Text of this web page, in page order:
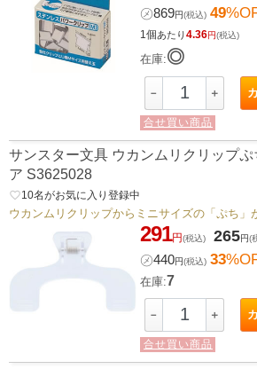
㋱869円(税込) 49
1個あたり4.36円(税込)
在庫:◎
－ ＋
合せ買い商品
サンスター文具 ウカンムリクリップぷ
ア S3625028
favorite_border10名がお気に入り登録中
ウカンムリクリップからミニサイズの「ぷち」
291円(税込) 265円(
㋱440円(税込) 33
在庫:7
－ ＋
合せ買い商品